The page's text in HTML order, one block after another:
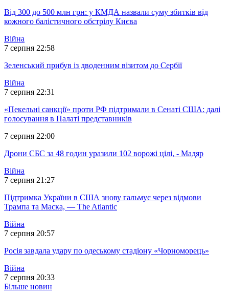
Від 300 до 500 млн грн: у КМДА назвали суму збитків від
кожного балістичного обстрілу Києва
Війна
7 серпня 22:58
Зеленський прибув із дводенним візитом до Сербії
Війна
7 серпня 22:31
«Пекельні санкції» проти РФ підтримали в Сенаті США: далі
голосування в Палаті представників
7 серпня 22:00
Дрони СБС за 48 годин уразили 102 ворожі цілі, - Мадяр
Війна
7 серпня 21:27
Підтримка України в США знову гальмує через відмови
Трампа та Маска, — The Atlantic
Війна
7 серпня 20:57
Росія завдала удару по одеському стадіону «Чорноморець»
Війна
7 серпня 20:33
Більше новин